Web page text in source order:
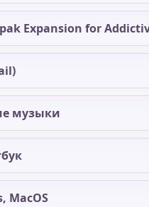
Expansion for
музыки
MacOS